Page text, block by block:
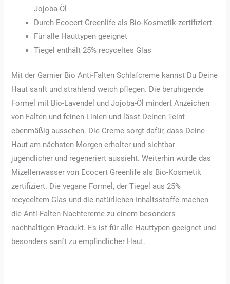
Jojoba-Öl
Durch Ecocert Greenlife als Bio-Kosmetik-zertifiziert
Für alle Hauttypen geeignet
Tiegel enthält 25% recyceltes Glas
Mit der Garnier Bio Anti-Falten Schlafcreme kannst Du Deine
Haut sanft und strahlend weich pflegen. Die beruhigende
Formel mit Bio-Lavendel und Jojoba-Öl mindert Anzeichen
von Falten und feinen Linien und lässt Deinen Teint
ebenmäßig aussehen. Die Creme sorgt dafür, dass Deine
Haut am nächsten Morgen erholter und sichtbar
jugendlicher und regeneriert aussieht. Weiterhin wurde das
Mizellenwasser von Ecocert Greenlife als Bio-Kosmetik
zertifiziert. Die vegane Formel, der Tiegel aus 25%
recyceltem Glas und die natürlichen Inhaltsstoffe machen
die Anti-Falten Nachtcreme zu einem besonders
nachhaltigen Produkt. Es ist für alle Hauttypen geeignet und
besonders sanft zu empfindlicher Haut.